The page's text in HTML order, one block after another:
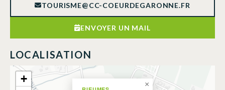
TOURISME@CC-COEURDEGARONNE.FR
ENVOYER UN MAIL
LOCALISATION
×
+